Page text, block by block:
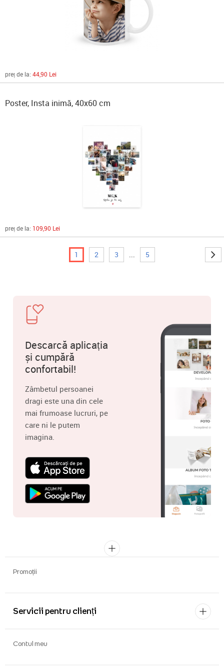
preț de la: 44,90 Lei
Poster, Insta inimă, 40x60 cm
preț de la: 109,90 Lei
1 2 3 5
Descarcă aplicația
și cumpără
confortabil!
Zâmbetul persoanei
dragi este una din cele
mai frumoase lucruri, pe
care ni le putem
imagina.
Promoții
Servicii pentru clienți
Contul meu